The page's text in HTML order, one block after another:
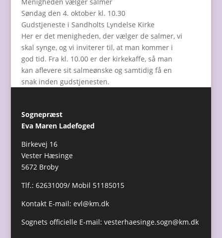
Søndag den 4. oktober kl. 10.30
Gudstjeneste i Sandholts Lyndelse Kirke
Her er det menigheden, der vælger de salmer, vi
skal synge, og vi inviterer til, at man kommer i
god tid. Fra kl. 10.00 er der kirkekaffe, så man
kan aflevere sit salmeønske og samtidig få en
snak inden gudstjenesten.
Sognepræst
Eva Maren Ladefoged
Birkevej 16
Vester Hæsinge
5672 Broby
Tlf.: 62631009/ Mobil 51185015
Kontakt E-mail: evl@km.dk
Sognets officielle E-mail: vesterhaesinge.sogn@km.dk